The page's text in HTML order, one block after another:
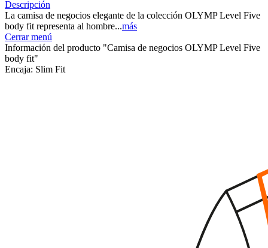
Descripción
La camisa de negocios elegante de la colección OLYMP Level Five
body fit representa al hombre...más
Cerrar menú
Información del producto "Camisa de negocios OLYMP Level Five
body fit"
Encaja: Slim Fit